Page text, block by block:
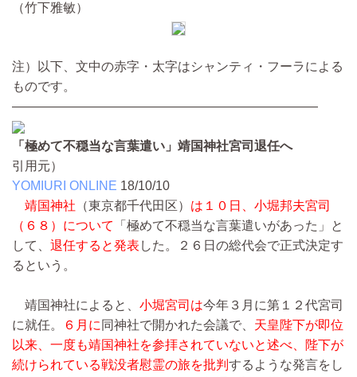
（竹下雅敏）
注）以下、文中の赤字・太字はシャンティ・フーラによる
ものです。
————————————————————————
「極めて不穏当な言葉遣い」靖国神社宮司退任へ
引用元）
YOMIURI ONLINE 18/10/10
靖国神社 （東京都千代田区） は１０日、小堀邦夫宮司
（６８）について
「極めて不穏当な言葉遣いがあった」と
して、 退任すると発表 した。２６日の総代会で正式決定す
るという。
靖国神社によると、 小堀宮司は今年３月に第１２代宮司
に就任。
６月に 同神社で開かれた会議で、 天皇陛下が即位
以来、一度も靖国神社を参拝されていないと述べ、陛下が
続けられている戦没者慰霊の旅を批判 するような発言をし